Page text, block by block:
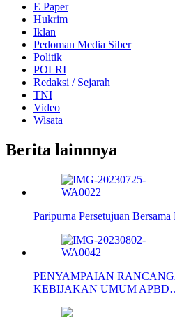
E Paper
Hukrim
Iklan
Pedoman Media Siber
Politik
POLRI
Redaksi / Sejarah
TNI
Video
Wisata
Berita lainnnya
Paripurna Persetujuan
PENYAMPAIAN
KEBIJAKAN UMUM